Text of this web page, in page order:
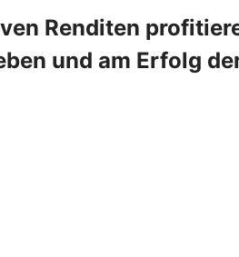
Renditen
und am Erfolg